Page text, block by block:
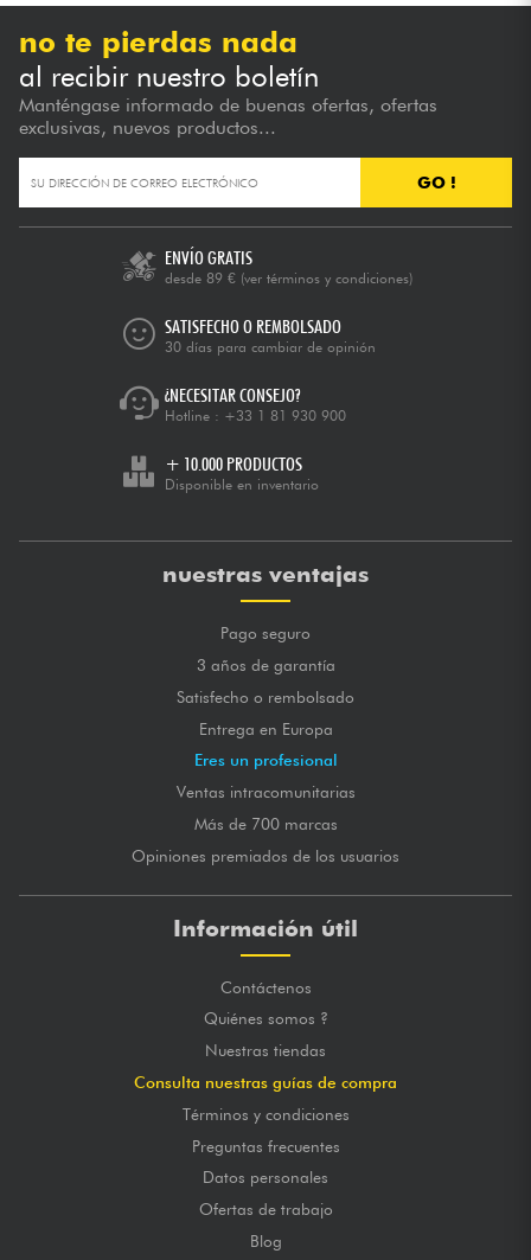
no te pierdas nada
al recibir nuestro boletín
Manténgase informado de buenas ofertas, ofertas
exclusivas, nuevos productos...
GO !
ENVÍO GRATIS
desde 89 € (ver términos y condiciones)
SATISFECHO O REMBOLSADO
30 días para cambiar de opinión
¿NECESITAR CONSEJO?
Hotline : +33 1 81 930 900
+ 10.000 PRODUCTOS
Disponible en inventario
nuestras ventajas
Pago seguro
3 años de garantía
Satisfecho o rembolsado
Entrega en Europa
Eres un profesional
Ventas intracomunitarias
Más de 700 marcas
Opiniones premiados de los usuarios
Información útil
Contáctenos
Quiénes somos ?
Nuestras tiendas
Consulta nuestras guías de compra
Términos y condiciones
Preguntas frecuentes
Datos personales
Ofertas de trabajo
Blog